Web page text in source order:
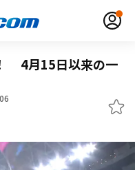
4月15日以来の一